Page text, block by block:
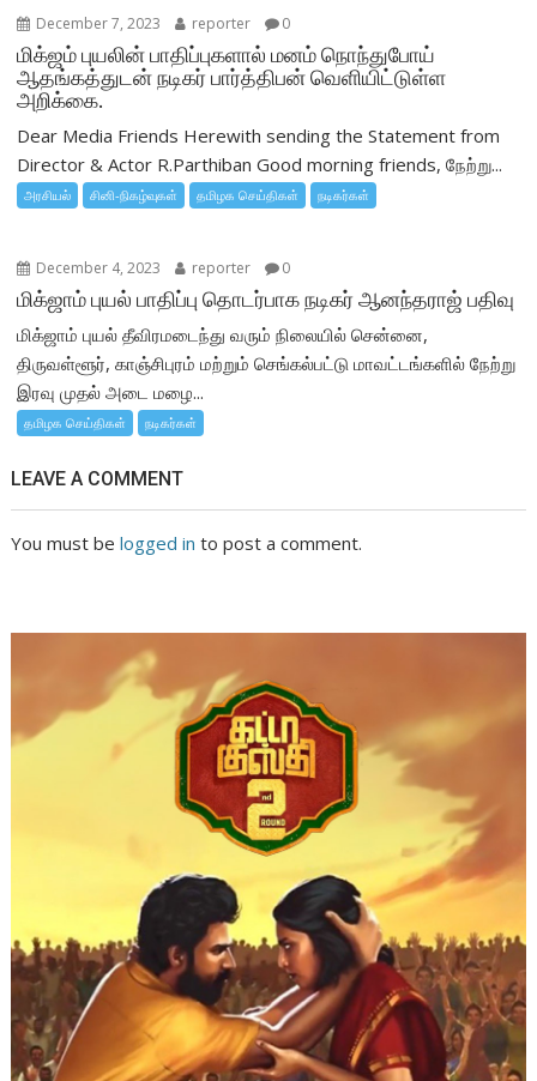
December 7, 2023 reporter 0
மிக்ஜம் புயலின் பாதிப்புகளால் மனம் நொந்துபோய்
ஆதங்கத்துடன் நடிகர் பார்த்திபன் வெளியிட்டுள்ள
அறிக்கை.
Dear Media Friends Herewith sending the Statement from
Director & Actor R.Parthiban Good morning friends, நேற்று...
அரசியல் சினி-நிகழ்வுகள் தமிழக செய்திகள் நடிகர்கள்
December 4, 2023 reporter 0
மிக்ஜாம் புயல் பாதிப்பு தொடர்பாக நடிகர் ஆனந்தராஜ் பதிவு
மிக்ஜாம் புயல் தீவிரமடைந்து வரும் நிலையில் சென்னை,
திருவள்ளூர், காஞ்சிபுரம் மற்றும் செங்கல்பட்டு மாவட்டங்களில் நேற்று
இரவு முதல் அடை மழை...
தமிழக செய்திகள் நடிகர்கள்
LEAVE A COMMENT
You must belogged in to post a comment.